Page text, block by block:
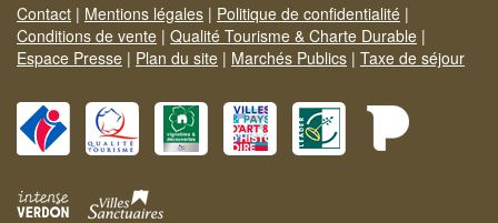
Contact | Mentions légales | Politique de confidentialité |
Conditions de vente | Qualité Tourisme & Charte Durable |
Espace Presse | Plan du site | Marchés Publics | Taxe de séjour